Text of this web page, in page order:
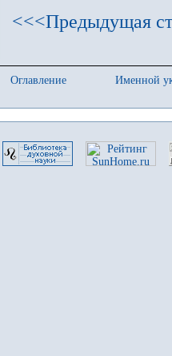
<<<Предыдущая
Оглавление
Именной